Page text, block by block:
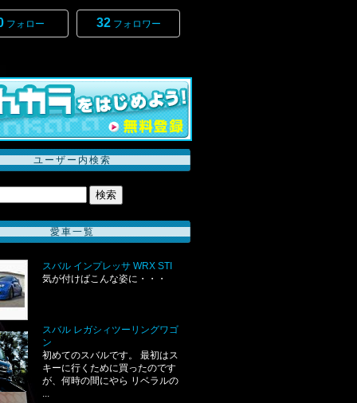
フォロー 32フォロワー
ユーザー内検索
愛車一覧
スバル インプレッサ WRX STI
気が付けばこんな姿に・・・
スバル レガシィツーリングワゴ
ン
初めてのスバルです。 最初はス
キーに行くために買ったのです
が、何時の間にやら リベラルの
...